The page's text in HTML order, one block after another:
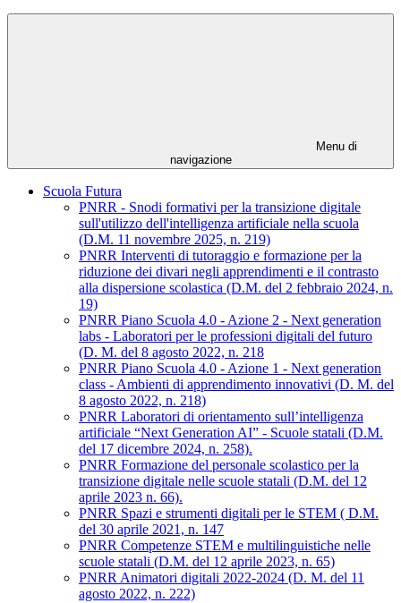
Menu di
navigazione
Scuola Futura
PNRR - Snodi formativi per la transizione digitale
sull'utilizzo dell'intelligenza artificiale nella scuola
(D.M. 11 novembre 2025, n. 219)
PNRR Interventi di tutoraggio e formazione per la
riduzione dei divari negli apprendimenti e il contrasto
alla dispersione scolastica (D.M. del 2 febbraio 2024, n.
19)
PNRR Piano Scuola 4.0 - Azione 2 - Next generation
labs - Laboratori per le professioni digitali del futuro
(D. M. del 8 agosto 2022, n. 218
PNRR Piano Scuola 4.0 - Azione 1 - Next generation
class - Ambienti di apprendimento innovativi (D. M. del
8 agosto 2022, n. 218)
PNRR Laboratori di orientamento sull’intelligenza
artificiale “Next Generation AI” - Scuole statali (D.M.
del 17 dicembre 2024, n. 258).
PNRR Formazione del personale scolastico per la
transizione digitale nelle scuole statali (D.M. del 12
aprile 2023 n. 66).
PNRR Spazi e strumenti digitali per le STEM ( D.M.
del 30 aprile 2021, n. 147
PNRR Competenze STEM e multilinguistiche nelle
scuole statali (D.M. del 12 aprile 2023, n. 65)
PNRR Animatori digitali 2022-2024 (D. M. del 11
agosto 2022, n. 222)